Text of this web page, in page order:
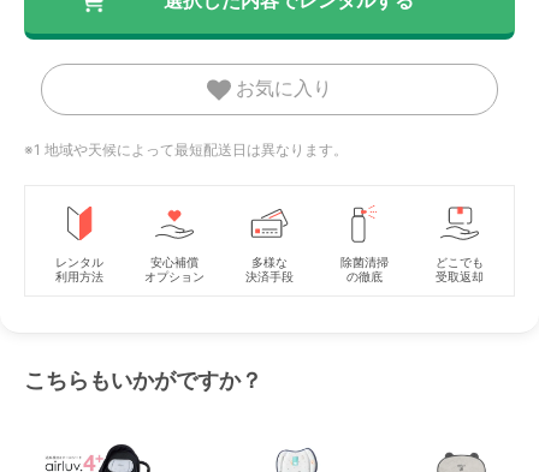
お気に入り
※1 地域や天候によって最短配送日は異なります。
レンタル
利用方法
安心補償
オプション
多様な
決済手段
除菌清掃
の徹底
どこでも
受取返却
こちらもいかがですか？